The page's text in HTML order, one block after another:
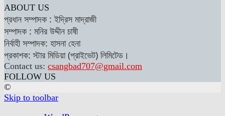
ABOUT US
প্রধান সম্পাদক : ইদ্রিস মাদ্রাজী
সম্পাদক : মনির উদ্দীন চাষী
নির্বাহী সম্পাদক: হাসনা হেনা
প্রকাশক: স্টার মিডিয়া (প্রাইভেট) লিমিটেড।
Contact us: csangbad707@gmail.com
FOLLOW US
©
Skip to toolbar